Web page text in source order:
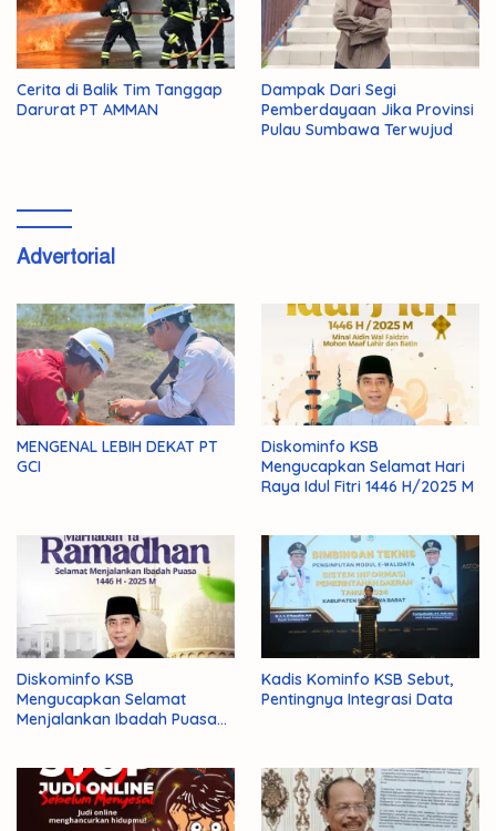
Cerita di Balik Tim Tanggap
Darurat PT AMMAN
Dampak Dari Segi
Pemberdayaan Jika Provinsi
Pulau Sumbawa Terwujud
Advertorial
MENGENAL LEBIH DEKAT PT
GCI
Diskominfo KSB
Mengucapkan Selamat Hari
Raya Idul Fitri 1446 H/2025 M
Diskominfo KSB
Mengucapkan Selamat
Menjalankan Ibadah Puasa
Kadis Kominfo KSB Sebut,
Pentingnya Integrasi Data